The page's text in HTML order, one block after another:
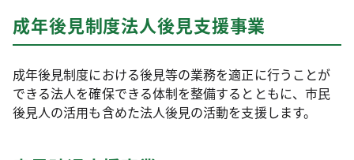
成年後見制度法人後見支援事業
成年後見制度における後見等の業務を適正に行うことが
できる法人を確保できる体制を整備するとともに、市民
後見人の活用も含めた法人後見の活動を支援します。